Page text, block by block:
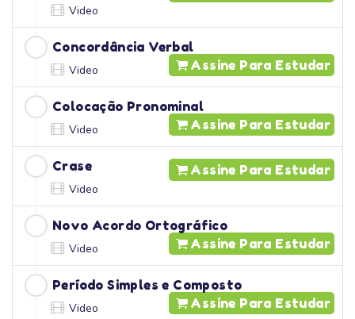
Video
Concordância Verbal
Assine Para Estudar
Video
Colocação Pronominal
Assine Para Estudar
Video
Crase Assine Para Estudar
Video
Novo Acordo Ortográfico
Assine Para Estudar
Video
Período Simples e Composto
Assine Para Estudar
Video